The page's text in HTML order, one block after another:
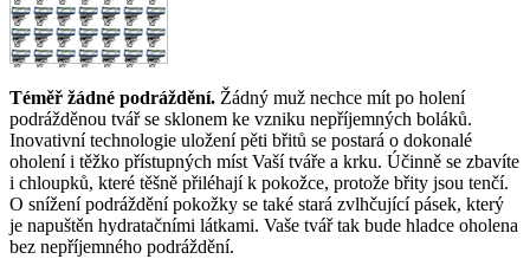
Téměř žádné podráždění. Žádný muž nechce mít po holení
podrážděnou tvář se sklonem ke vzniku nepříjemných boláků.
Inovativní technologie uložení pěti břitů se postará o dokonalé
oholení i těžko přístupných míst Vaší tváře a krku. Účinně se zbavíte
i chloupků, které těšně přiléhají k pokožce, protože břity jsou tenčí.
O snížení podráždění pokožky se také stará zvlhčující pásek, který
je napuštěn hydratačními látkami. Vaše tvář tak bude hladce oholena
bez nepříjemného podráždění.